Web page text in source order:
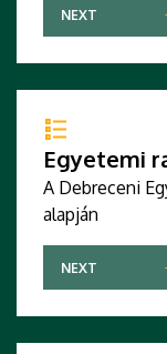
NEXT
Egyetemi
A Debreceni
alapján
NEXT